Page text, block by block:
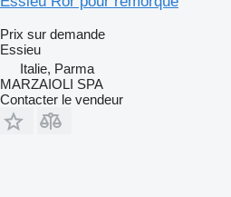
Prix sur demande
Essieu
Italie, Parma
MARZAIOLI SPA
Contacter le vendeur